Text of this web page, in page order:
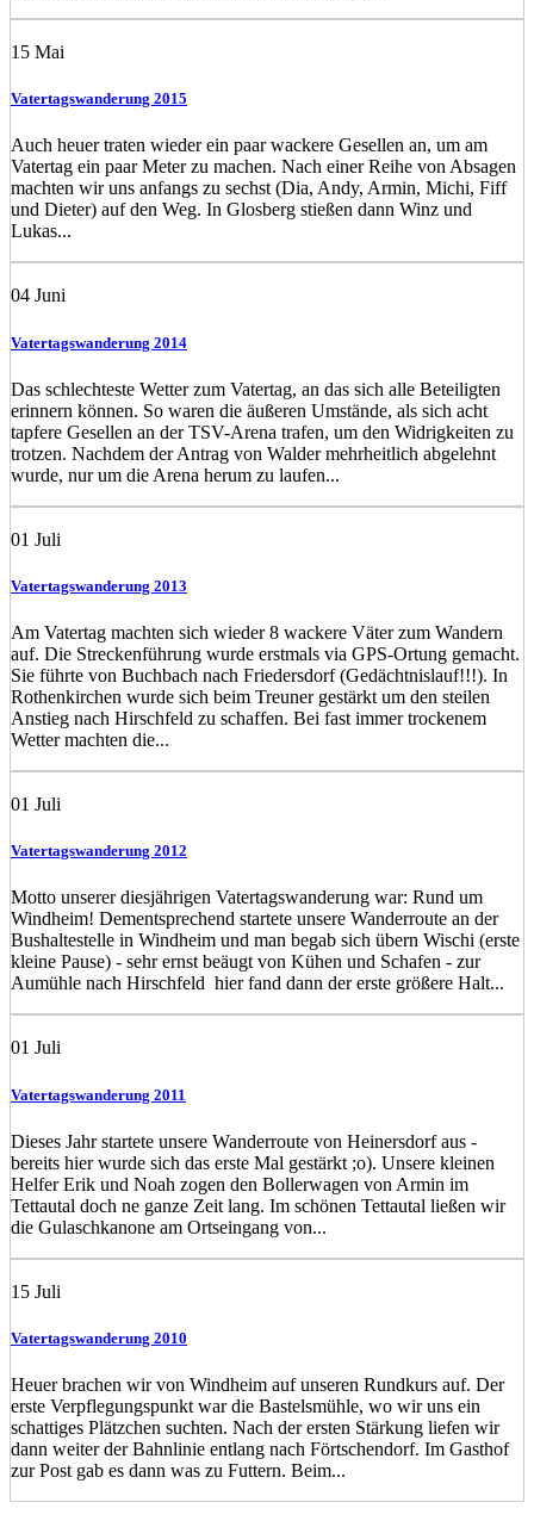
15 Mai
Vatertagswanderung 2015
Auch heuer traten wieder ein paar wackere Gesellen an, um am
Vatertag ein paar Meter zu machen. Nach einer Reihe von Absagen
machten wir uns anfangs zu sechst (Dia, Andy, Armin, Michi, Fiff
und Dieter) auf den Weg. In Glosberg stießen dann Winz und
Lukas...
04 Juni
Vatertagswanderung 2014
Das schlechteste Wetter zum Vatertag, an das sich alle Beteiligten
erinnern können. So waren die äußeren Umstände, als sich acht
tapfere Gesellen an der TSV-Arena trafen, um den Widrigkeiten zu
trotzen. Nachdem der Antrag von Walder mehrheitlich abgelehnt
wurde, nur um die Arena herum zu laufen...
01 Juli
Vatertagswanderung 2013
Am Vatertag machten sich wieder 8 wackere Väter zum Wandern
auf. Die Streckenführung wurde erstmals via GPS-Ortung gemacht.
Sie führte von Buchbach nach Friedersdorf (Gedächtnislauf!!!). In
Rothenkirchen wurde sich beim Treuner gestärkt um den steilen
Anstieg nach Hirschfeld zu schaffen. Bei fast immer trockenem
Wetter machten die...
01 Juli
Vatertagswanderung 2012
Motto unserer diesjährigen Vatertagswanderung war: Rund um
Windheim! Dementsprechend startete unsere Wanderroute an der
Bushaltestelle in Windheim und man begab sich übern Wischi (erste
kleine Pause) - sehr ernst beäugt von Kühen und Schafen - zur
Aumühle nach Hirschfeld hier fand dann der erste größere Halt...
01 Juli
Vatertagswanderung 2011
Dieses Jahr startete unsere Wanderroute von Heinersdorf aus -
bereits hier wurde sich das erste Mal gestärkt ;o). Unsere kleinen
Helfer Erik und Noah zogen den Bollerwagen von Armin im
Tettautal doch ne ganze Zeit lang. Im schönen Tettautal ließen wir
die Gulaschkanone am Ortseingang von...
15 Juli
Vatertagswanderung 2010
Heuer brachen wir von Windheim auf unseren Rundkurs auf. Der
erste Verpflegungspunkt war die Bastelsmühle, wo wir uns ein
schattiges Plätzchen suchten. Nach der ersten Stärkung liefen wir
dann weiter der Bahnlinie entlang nach Förtschendorf. Im Gasthof
zur Post gab es dann was zu Futtern. Beim...